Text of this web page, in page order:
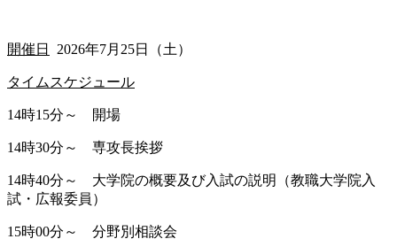
開催日 2026年7月25日（土）
タイムスケジュール
14時15分～ 開場
14時30分～ 専攻長挨拶
14時40分～ 大学院の概要及び入試の説明（教職大学院入
試・広報委員）
15時00分～ 分野別相談会